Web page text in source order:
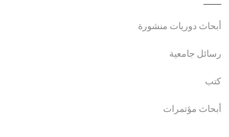
أبحاث دوريات منشورة
رسائل جامعية
كتب
أبحاث مؤتمرات